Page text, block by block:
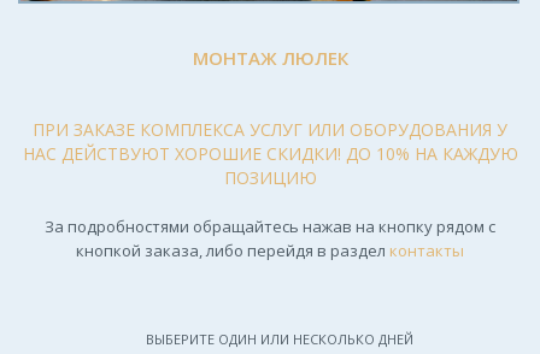
МОНТАЖ ЛЮЛЕК
ПРИ ЗАКАЗЕ КОМПЛЕКСА УСЛУГ ИЛИ ОБОРУДОВАНИЯ У
НАС ДЕЙСТВУЮТ ХОРОШИЕ СКИДКИ! ДО 10% НА КАЖДУЮ
ПОЗИЦИЮ
За подробностями обращайтесь нажав на кнопку рядом с
кнопкой заказа, либо перейдя в раздел контакты
ВЫБЕРИТЕ ОДИН ИЛИ НЕСКОЛЬКО ДНЕЙ